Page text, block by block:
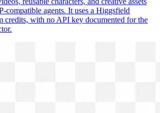
compatible agents. It uses a Higgsfield
credits, with no API key documented for the